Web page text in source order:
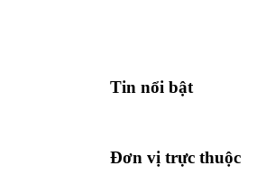
Tin nổi bật
Đơn vị trực thuộc